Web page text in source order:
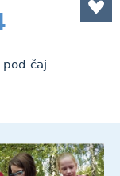
pod čaj —